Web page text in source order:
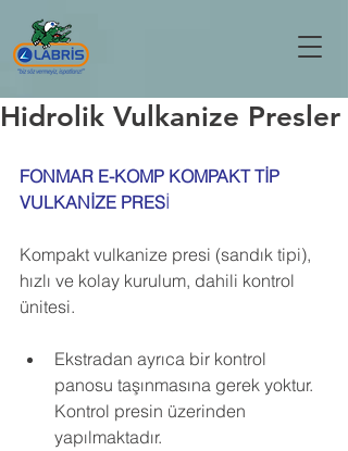
Hidrolik Vulkanize Presler
FONMAR E-KOMP KOMPAKT TİP
VULKANİZE PRESİ
Kompakt vulkanize presi (sandık tipi),
hızlı ve kolay kurulum, dahili kontrol
ünitesi.
Ekstradan ayrıca bir kontrol
panosu taşınmasına gerek yoktur.
Kontrol presin üzerinden
yapılmaktadır.